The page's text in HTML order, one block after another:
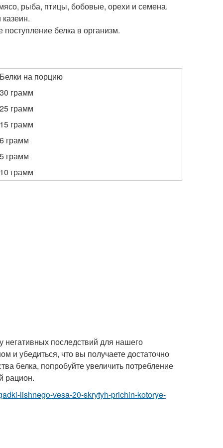
рыба, птицы, бобовые, орехи и семена.
белка в организм.
Белки на порцию
30 грамм
25 грамм
15 грамм
6 грамм
5 грамм
10 грамм
негативных последствий для нашего
и убедиться, что вы получаете достаточно
белка, попробуйте увеличить потребление
рацион.
lishnego-vesa-20-skrytyh-prichin-kotorye-